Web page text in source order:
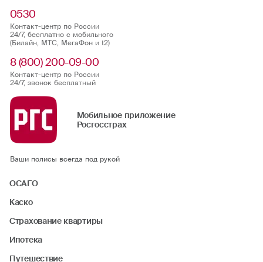
0530
Контакт-центр по России
24/7, бесплатно с мобильного
(Билайн, МТС, МегаФон и t2)
8 (800) 200-09-00
Контакт-центр по России
24/7, звонок бесплатный
Мобильное приложение
Росгосстрах
Ваши полисы всегда под рукой
ОСАГО
Каско
Страхование квартиры
Ипотека
Путешествие